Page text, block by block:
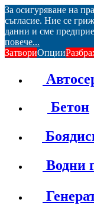
За осигуряване на
съгласие. Ние се
данни и сме
повече...
ЗатвориОпции
Бетон
Водни